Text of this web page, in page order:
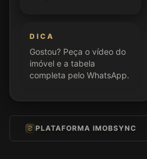
DICA
Gostou? Peça o vídeo do
imóvel e a tabela
completa pelo WhatsApp.
PLATAFORMA IMOBSYNC